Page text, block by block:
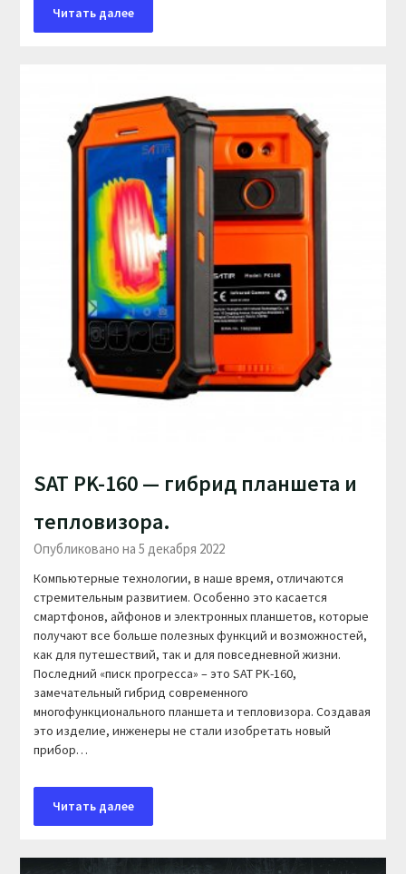
Читать далее
SAT PK-160 — гибрид планшета и
тепловизора.
Опубликовано на 5 декабря 2022
Компьютерные технологии, в наше время, отличаются
стремительным развитием. Особенно это касается
смартфонов, айфонов и электронных планшетов, которые
получают все больше полезных функций и возможностей,
как для путешествий, так и для повседневной жизни.
Последний «писк прогресса» – это SAT PK-160,
замечательный гибрид современного
многофункционального планшета и тепловизора. Создавая
это изделие, инженеры не стали изобретать новый
прибор…
Читать далее